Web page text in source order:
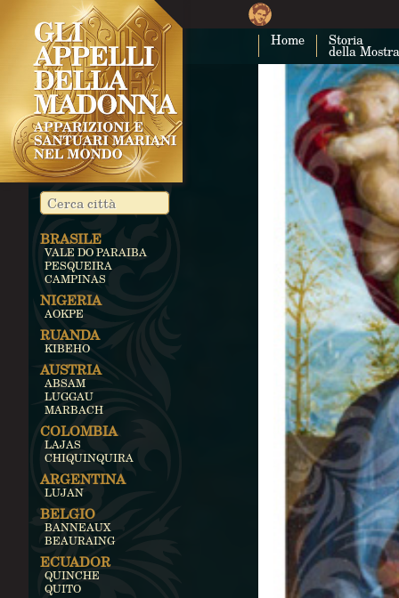
Home Storia
della Mostra
BRASILE
VALE DO PARAIBA
PESQUEIRA
CAMPINAS
NIGERIA
AOKPE
RUANDA
KIBEHO
AUSTRIA
ABSAM
LUGGAU
MARBACH
COLOMBIA
LAJAS
CHIQUINQUIRA
ARGENTINA
LUJAN
BELGIO
BANNEAUX
BEAURAING
ECUADOR
QUINCHE
QUITO